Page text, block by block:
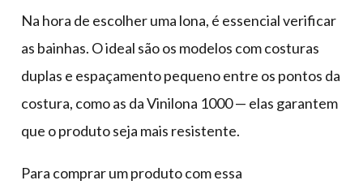
Na hora de escolher uma lona, é essencial verificar
as bainhas. O ideal são os modelos com costuras
duplas e espaçamento pequeno entre os pontos da
costura, como as da Vinilona 1000 — elas garantem
que o produto seja mais resistente.
Para comprar um produto com essa